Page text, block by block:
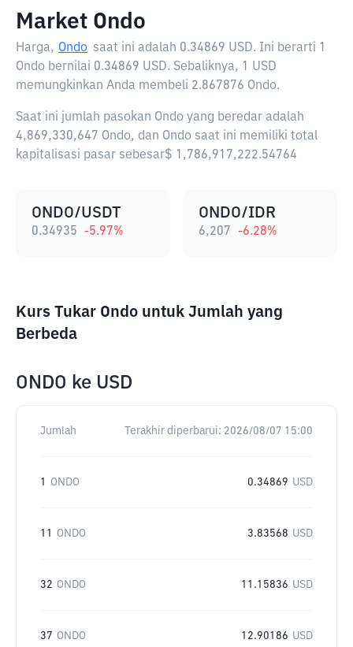
Market Ondo
Harga, Ondo saat ini adalah 0.34869 USD. Ini berarti 1
Ondo bernilai 0.34869 USD. Sebaliknya, 1 USD
memungkinkan Anda membeli 2.867876 Ondo.
Saat ini jumlah pasokan Ondo yang beredar adalah
4,869,330,647 Ondo, dan Ondo saat ini memiliki total
kapitalisasi pasar sebesar$ 1,786,917,222.54764
ONDO/USDT
0.34935 -5.97%
ONDO/IDR
6,207 -6.28%
Kurs Tukar Ondo untuk Jumlah yang
Berbeda
ONDO ke USD
Jumlah Terakhir diperbarui: 2026/08/07 15:00
1 ONDO 0.34869 USD
11 ONDO 3.83568 USD
32 ONDO 11.15836 USD
37 ONDO 12.90186 USD